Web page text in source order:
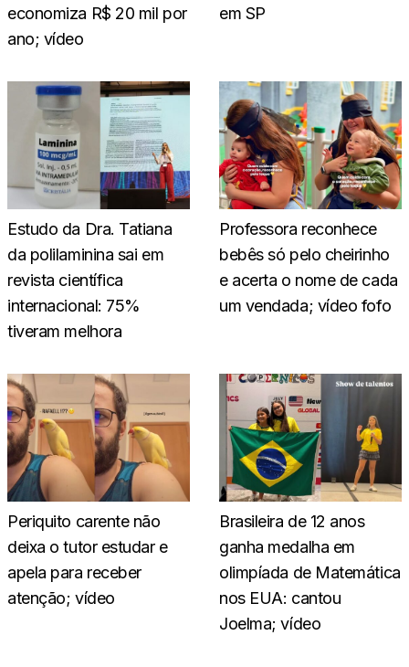
economiza R$ 20 mil por
ano; vídeo
em SP
Estudo da Dra. Tatiana
da polilaminina sai em
revista científica
internacional: 75%
tiveram melhora
Professora reconhece
bebês só pelo cheirinho
e acerta o nome de cada
um vendada; vídeo fofo
Periquito carente não
deixa o tutor estudar e
apela para receber
atenção; vídeo
Brasileira de 12 anos
ganha medalha em
olimpíada de Matemática
nos EUA: cantou
Joelma; vídeo